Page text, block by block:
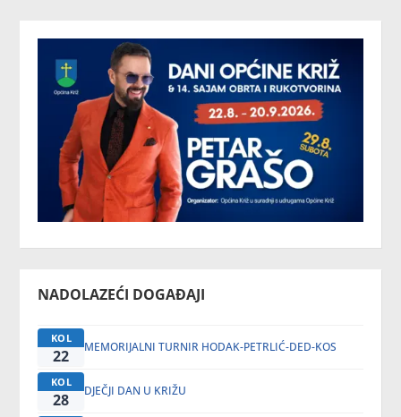
NADOLAZEĆI DOGAĐAJI
KOL
22 MEMORIJALNI TURNIR HODAK-PETRLIĆ-DED-KOS
KOL
28 DJEČJI DAN U KRIŽU